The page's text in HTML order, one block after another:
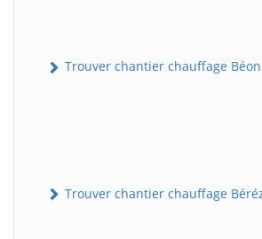
Trouver chantier chauffage Béon
Trouver chantier chauffage